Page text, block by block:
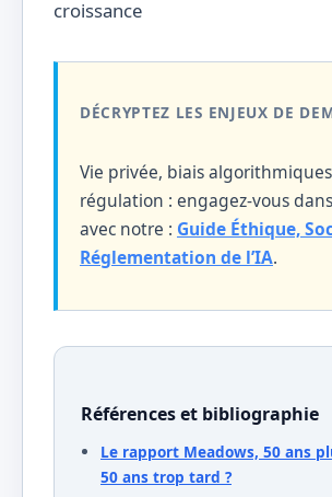
DÉCRYPTEZ LES ENJEUX DE
Vie privée, biais
régulation : engagez-vous
avec notre : Guide Éthique,
Réglementation de l’IA.
Références et bibliographie
Le rapport Meadows, 50 ans
50 ans trop tard ?